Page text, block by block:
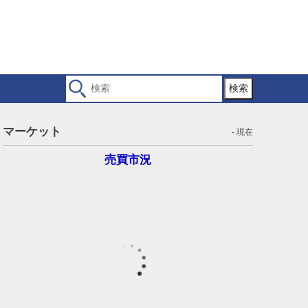
検索
マーケット - 現在
売買市況